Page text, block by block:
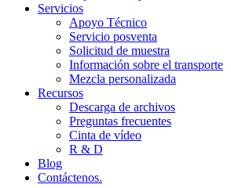
Servicios
Apoyo Técnico
Servicio posventa
Solicitud de muestra
Información sobre el transporte
Mezcla personalizada
Recursos
Descarga de archivos
Preguntas frecuentes
Cinta de vídeo
R & D
Blog
Contáctenos.